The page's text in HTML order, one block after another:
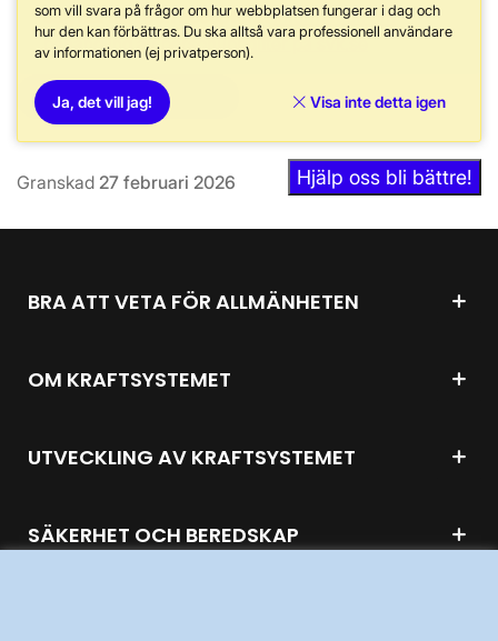
Jag har läst och accepteratInformation om
behandling av personuppgifter på svk.se
Skicka
Granskad 27 februari 2026
som vill svara på frågor om hur webbplatsen fungerar i dag och
hur den kan förbättras. Du ska alltså vara professionell användare
av informationen (ej privatperson).
Ja, det vill jag! Visa inte detta igen
Hjälp oss bli bättre!
BRA ATT VETA FÖR ALLMÄNHETEN
OM KRAFTSYSTEMET
UTVECKLING AV KRAFTSYSTEMET
SÄKERHET OCH BEREDSKAP